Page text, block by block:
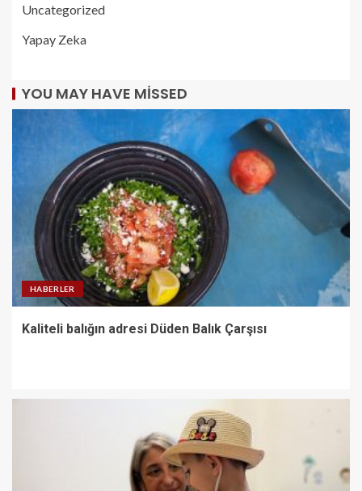
Uncategorized
Yapay Zeka
YOU MAY HAVE MISSED
HABERLER
Kaliteli balığın adresi Düden Balık Çarşısı